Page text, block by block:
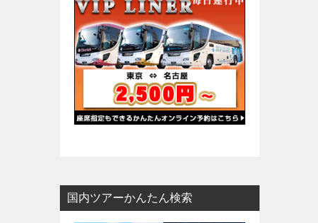
国内ツアーかんたん検索